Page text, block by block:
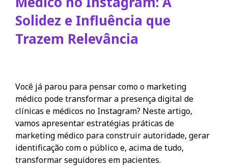
Solidez e Influência que
Trazem Relevância
Você já parou para pensar como o marketing
médico pode transformar a presença digital de
clínicas e médicos no Instagram? Neste artigo,
vamos apresentar estratégias práticas de
marketing médico para construir autoridade, gerar
identificação com o público e, acima de tudo,
transformar seguidores em pacientes.